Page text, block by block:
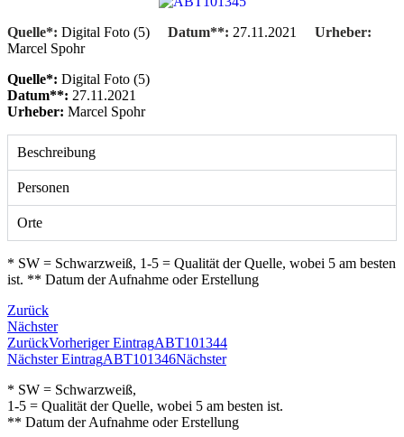
Quelle*: Digital Foto (5) Datum**: 27.11.2021 Urheber:
Marcel Spohr
Quelle*: Digital Foto (5)
Datum**: 27.11.2021
Urheber: Marcel Spohr
Beschreibung
Personen
Orte
* SW = Schwarzweiß, 1-5 = Qualität der Quelle, wobei 5 am besten
ist. ** Datum der Aufnahme oder Erstellung
Zurück
Nächster
ZurückVorheriger EintragABT101344
Nächster EintragABT101346Nächster
* SW = Schwarzweiß,
1-5 = Qualität der Quelle, wobei 5 am besten ist.
** Datum der Aufnahme oder Erstellung